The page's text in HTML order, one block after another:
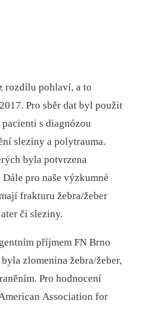
rozdílu pohlaví, a to
Pro sběr dat byl použit
s diagnózou
sleziny a polytrauma.
byla potvrzena
pro naše výzkumné
frakturu žebra/žeber
či sleziny.
příjmem FN Brno
zlomenina žebra/žeber,
Pro hodnocení
Association for